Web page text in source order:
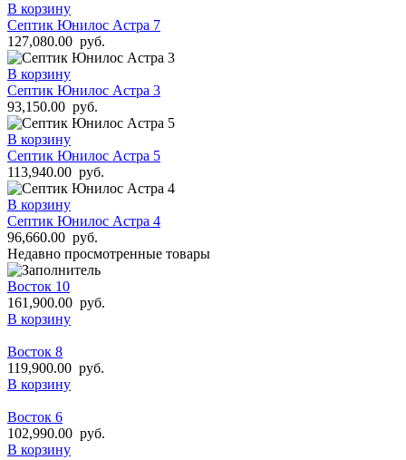
В корзину
Септик Юнилос Астра 7
127,080.00 руб.
В корзину
Септик Юнилос Астра 3
93,150.00 руб.
В корзину
Септик Юнилос Астра 5
113,940.00 руб.
В корзину
Септик Юнилос Астра 4
96,660.00 руб.
Недавно просмотренные товары
Восток 10
161,900.00 руб.
В корзину
Восток 8
119,900.00 руб.
В корзину
Восток 6
102,990.00 руб.
В корзину